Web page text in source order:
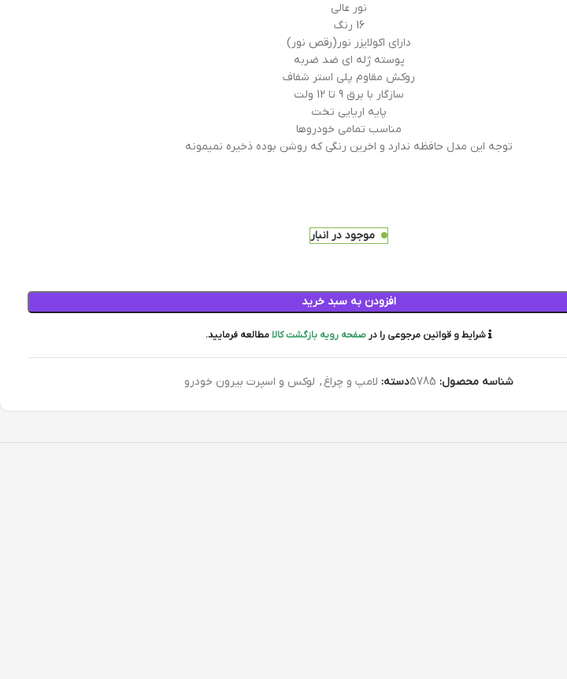
نور عالی
16 رنگ
دارای اکولایزر نور(رقص نور)
پوسته ژله ای ضد ضربه
روکش مقاوم پلی استر شفاف
سازگار با برق 9 تا 12 ولت
پایه اریایی تخت
مناسب تمامی خودروها
توجه این مدل حافظه ندارد و اخرین رنگی که روشن بوده ذخیره نمیمونه
موجود در انبار
افزودن به سبد خرید
شرایط و قوانین مرجوعی را در صفحه رویه بازگشت کالامطالعه فرمایید.
شناسه محصول: 5785دسته: لامپ و چراغ , لوکس و اسپرت بیرون خودرو